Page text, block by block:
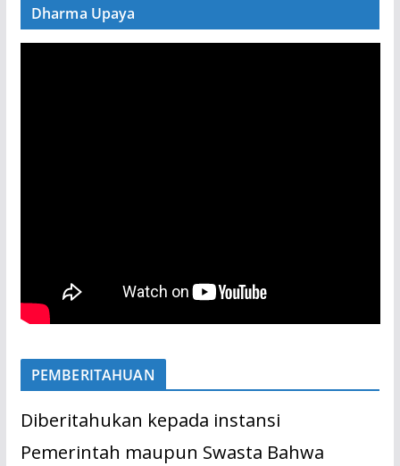
Dharma Upaya
PEMBERITAHUAN
Diberitahukan kepada instansi
Pemerintah maupun Swasta Bahwa